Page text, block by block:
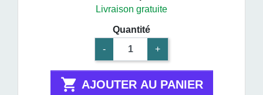
Livraison gratuite
Quantité
-
+
 AJOUTER AU PANIER